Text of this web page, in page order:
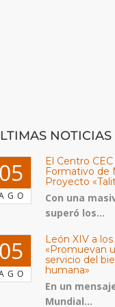
NOTICIAS
El Centro
Formativo de
Proyecto
Con una
superó los...
León XIV a
«Promuevan
servicio del
humana»
En un
Mundial...